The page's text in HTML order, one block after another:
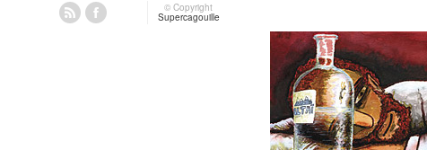
© Copyright
Supercagouille